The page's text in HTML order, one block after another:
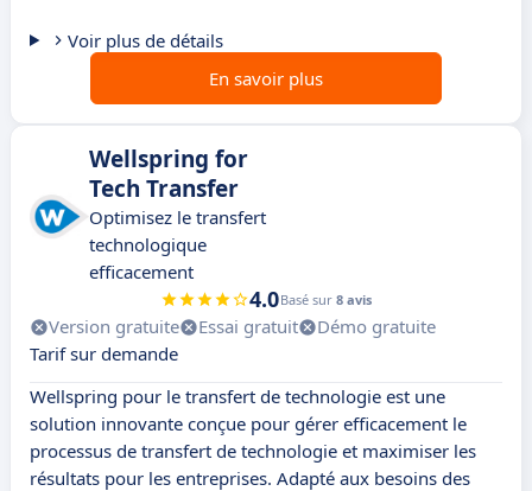
Voir plus de détails
En savoir plus
Wellspring for
Tech Transfer
Optimisez le transfert
technologique
efficacement
4.0Basé sur 8 avis
Version gratuite Essai gratuit
Démo gratuite
Tarif sur demande
Wellspring pour le transfert de technologie est une
solution innovante conçue pour gérer efficacement le
processus de transfert de technologie et maximiser les
résultats pour les entreprises. Adapté aux besoins des